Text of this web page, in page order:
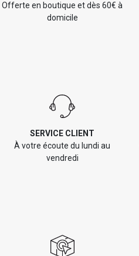
Offerte en boutique et dès 60€ à
domicile
SERVICE CLIENT
À votre écoute du lundi au
vendredi